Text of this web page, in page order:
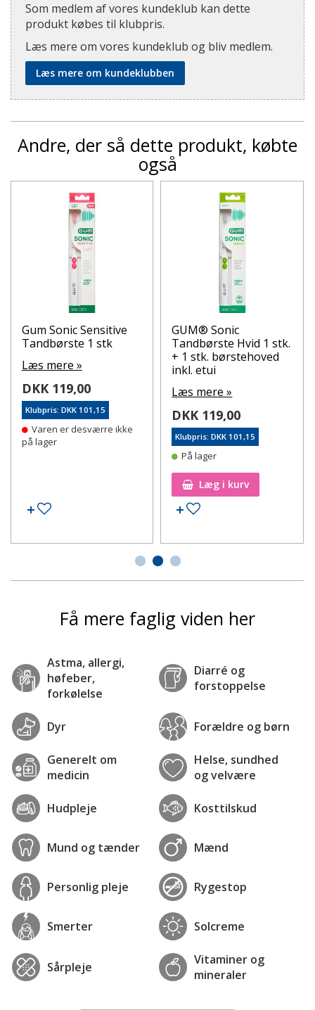
Som medlem af vores kundeklub kan dette
produkt købes til klubpris.
Læs mere om vores kundeklub og bliv medlem.
Læs mere om kundeklubben
Andre, der så dette produkt, købte
også
Gum Sonic Sensitive
Tandbørste 1 stk
Læs mere »
DKK 119,00
Klubpris: DKK 101,15
Varen er desværre ikke
på lager
Tilføj til ønskeseddel
GUM® Sonic
Tandbørste Hvid 1 stk.
+ 1 stk. børstehoved
inkl. etui
Læs mere »
DKK 119,00
Klubpris: DKK 101,15
På lager
Læg i kurv
Tilføj til ønskeseddel
Få mere faglig viden her
Astma, allergi,
høfeber,
forkølelse
Diarré og
forstoppelse
Dyr Forældre og børn
Generelt om
medicin
Helse, sundhed
og velvære
Hudpleje Kosttilskud
Mund og tænder Mænd
Personlig pleje Rygestop
Smerter Solcreme
Sårpleje
Vitaminer og
mineraler